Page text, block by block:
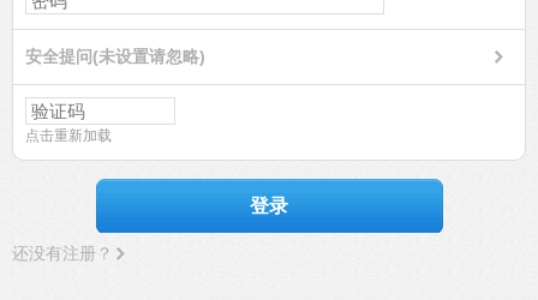
安全提问(未设置请忽略)
点击重新加载
登录
还没有注册？